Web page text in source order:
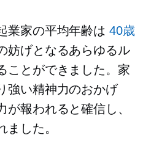
業家の平均年齢は40歳
妨げとなるあらゆるル
ことができました。家
強い精神力のおかげ
報われると確信し、
ました。